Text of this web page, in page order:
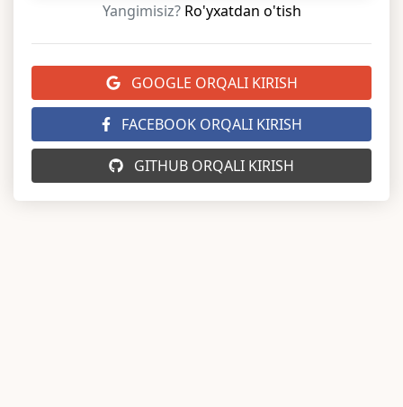
Yangimisiz? Ro'yxatdan o'tish
GOOGLE ORQALI KIRISH
FACEBOOK ORQALI KIRISH
GITHUB ORQALI KIRISH